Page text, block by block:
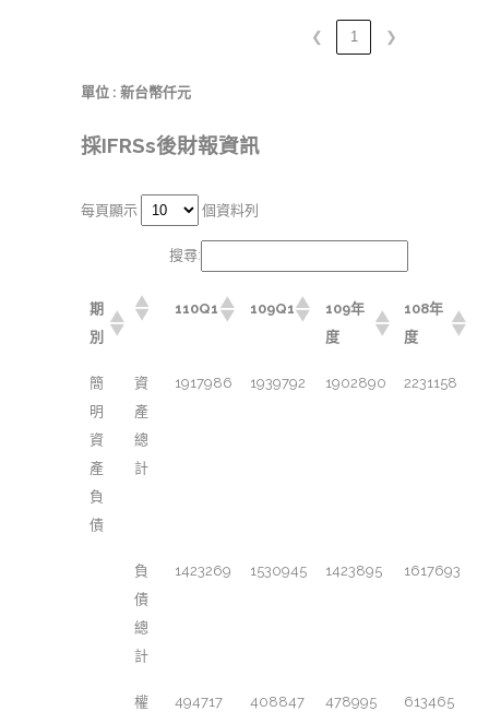
❮ 1 ❯
單位 : 新台幣仟元
採IFRSs後財報資訊
每頁顯示 個資料列
搜尋:
期
別
110Q1 109Q1
109年
度
108年
度
簡
明
資
產
負
債
資
產
總
計
1917986 1939792 1902890 2231158
負
債
總
計
1423269 1530945 1423895 1617693
權
494717 408847 478995 613465